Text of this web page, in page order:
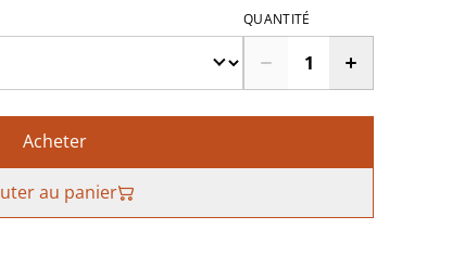
QUANTITÉ
Acheter
au panier